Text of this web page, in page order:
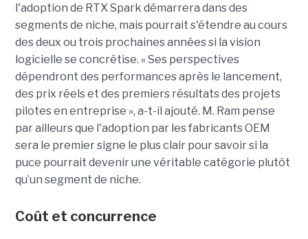
l'adoption de RTX Spark démarrera dans des
segments de niche, mais pourrait s'étendre au cours
des deux ou trois prochaines années si la vision
logicielle se concrétise. « Ses perspectives
dépendront des performances après le lancement,
des prix réels et des premiers résultats des projets
pilotes en entreprise », a-t-il ajouté. M. Ram pense
par ailleurs que l'adoption par les fabricants OEM
sera le premier signe le plus clair pour savoir si la
puce pourrait devenir une véritable catégorie plutôt
qu’un segment de niche.
Coût et concurrence